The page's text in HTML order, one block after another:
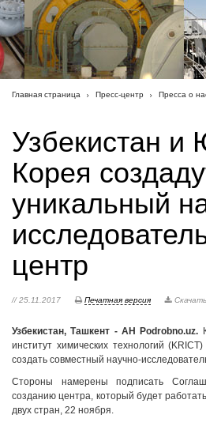
Главная страница Пресс-центр Пресса о
Узбекистан и
Корея
уникальный
центр
// 25.11.2017 Печатная версия
Узбекистан, Ташкент - АН Podrobno.uz.
институт химических технологий
создать совместный научно-
Стороны намерены подписать
созданию центра, который будет
двух стран, 22 ноября.